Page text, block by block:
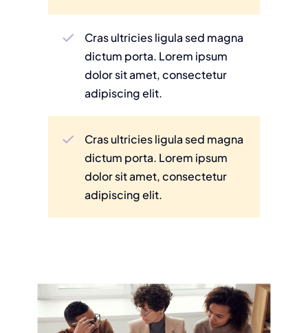
Cras ultricies ligula sed magna
dictum porta. Lorem ipsum
dolor sit amet, consectetur
adipiscing elit.
Cras ultricies ligula sed magna
dictum porta. Lorem ipsum
dolor sit amet, consectetur
adipiscing elit.